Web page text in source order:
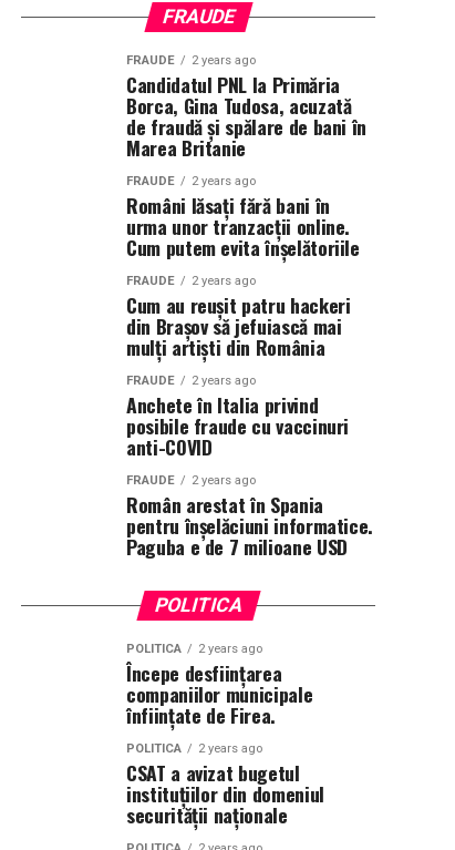
FRAUDE
FRAUDE 2 years ago
Candidatul PNL la Primăria
Borca, Gina Tudosa, acuzată
de fraudă și spălare de bani în
Marea Britanie
FRAUDE 2 years ago
Români lăsați fără bani în
urma unor tranzacții online.
Cum putem evita înșelătoriile
FRAUDE 2 years ago
Cum au reușit patru hackeri
din Brașov să jefuiască mai
mulți artiști din România
FRAUDE 2 years ago
Anchete în Italia privind
posibile fraude cu vaccinuri
anti-COVID
FRAUDE 2 years ago
Român arestat în Spania
pentru înșelăciuni informatice.
Paguba e de 7 milioane USD
POLITICA
POLITICA 2 years ago
Începe desființarea
companiilor municipale
înființate de Firea.
POLITICA 2 years ago
CSAT a avizat bugetul
instituțiilor din domeniul
securității naționale